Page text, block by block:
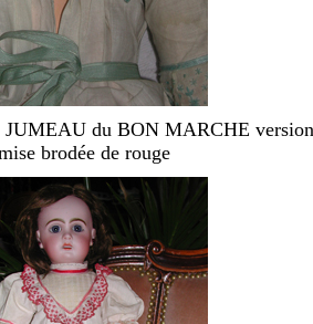
JUMEAU du BON MARCHE version
brodée de rouge